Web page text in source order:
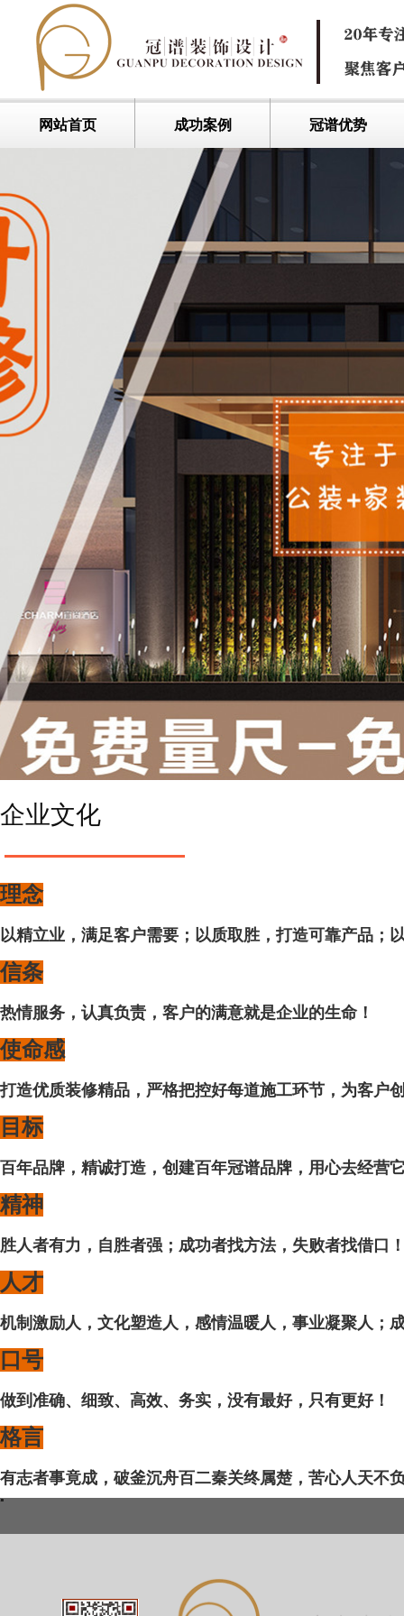
网站首页 成功案例 冠谱优势
企业文化
理念
以精立业，满足客户需要；以质取胜，打造可靠产品；
信条
热情服务，认真负责，客户的满意就是企业的生命！
使命感
打造优质装修精品，严格把控好每道施工环节，为客户
目标
百年品牌，精诚打造，创建百年冠谱品牌，用心去经营
精神
胜人者有力，自胜者强；成功者找方法，失败者找借口
人才
机制激励人，文化塑造人，感情温暖人，事业凝聚人；
口号
做到准确、细致、高效、务实，没有最好，只有更好！
格言
有志者事竟成，破釜沉舟百二秦关终属楚，苦心人天不